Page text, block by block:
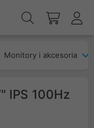
Monitory i akcesoria
IPS 100Hz